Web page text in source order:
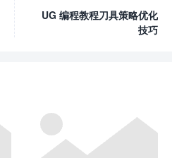
UG 编程教程刀具策略优化
技巧